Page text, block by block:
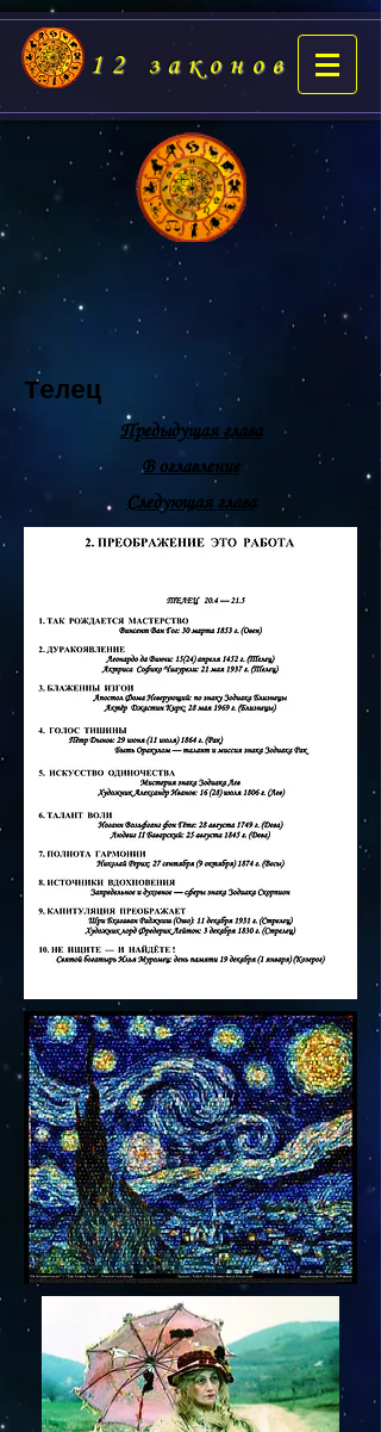
12 законов
Телец
Предыдущая глава
В оглавление
Следующая глава